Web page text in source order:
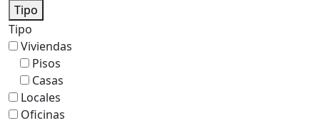
Tipo
Tipo
Viviendas
Pisos
Casas
Locales
Oficinas